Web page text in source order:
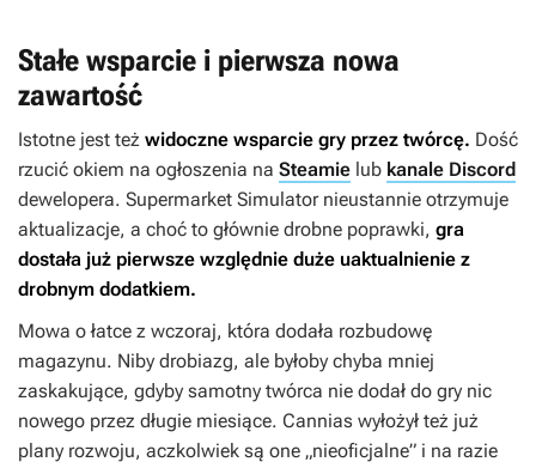
Stałe wsparcie i pierwsza nowa
zawartość
Istotne jest też widoczne wsparcie gry przez twórcę. Dość
rzucić okiem na ogłoszenia na Steamie lub kanale Discord
dewelopera. Supermarket Simulatornieustannie otrzymuje
aktualizacje, a choć to głównie drobne poprawki, gra
dostała już pierwsze względnie duże uaktualnienie z
drobnym dodatkiem.
Mowa o łatce z wczoraj, która dodała rozbudowę
magazynu. Niby drobiazg, ale byłoby chyba mniej
zaskakujące, gdyby samotny twórca nie dodał do gry nic
nowego przez długie miesiące. Cannias wyłożył też już
plany rozwoju, aczkolwiek są one „nieoficjalne” i na razie